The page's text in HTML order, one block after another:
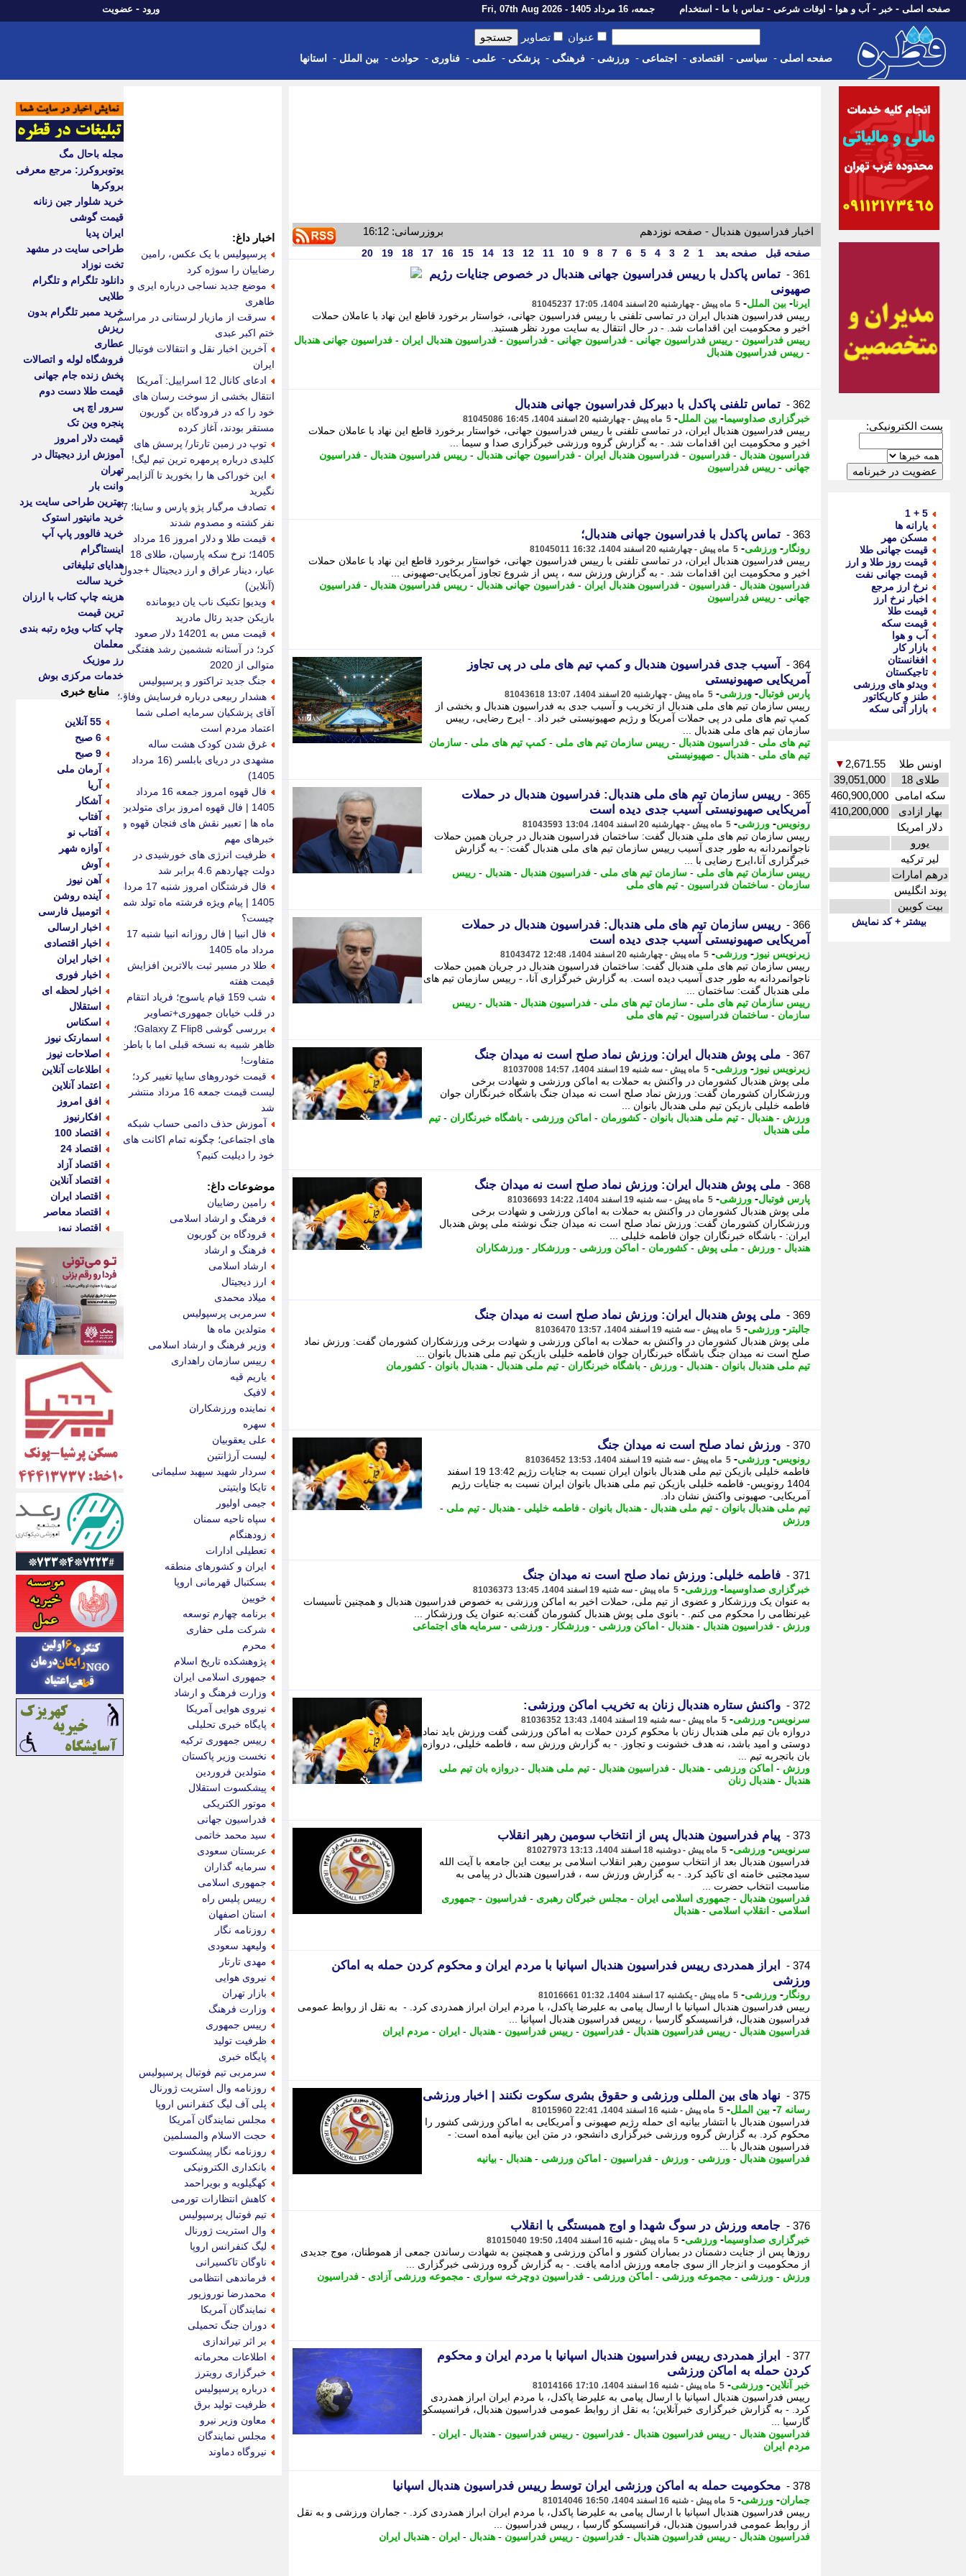
صفحه اصلی - خبر - آب و هوا - اوقات شرعی - تماس با ما - استخدام جمعه، 16 مرداد 1405 - Fri, 07th Aug 2026 ورود - عضویت
عنوان تصاویر
صفحه اصلی - سیاسی - اقتصادی - اجتماعی - ورزشی - فرهنگی - پزشکی - علمی - فناوری - حوادث - بین الملل - استانها
پست الکترونیکی:
5 + 1
یارانه ها
مسکن مهر
قیمت جهانی طلا
قیمت روز طلا و ارز
قیمت جهانی نفت
نرخ ارز مرجع
اخبار نرخ ارز
قیمت طلا
قیمت سکه
آب و هوا
بازار کار
افغانستان
تاجیکستان
ویدئو های ورزشی
طنز و کاریکاتور
بازار آتی سکه
اونس طلا 2,671.55
▼
طلای 18
39,051,000
سکه امامی 460,900,000
بهار ازادی
410,200,000
دلار امریکا
یورو
لیر ترکیه
درهم امارات
پوند انگلیس
بیت کویین
بیشتر + کد نمایش
اخبار فدراسیون هندبال - صفحه نوزدهم بروزرسانی: 16:12
صفحه قبل صفحه بعد 1
2
3
4
5
6
7
8
9
10
11
12
13
14
15
16
17
18
19
20
361 -
تماس پاکدل با رییس فدراسیون جهانی هندبال در خصوص جنایات رژیم
صهیونی
ایرنا- بین الملل- 5 ماه پیش - چهارشنبه 20 اسفند 1404، 17:05 81045237
رییس فدراسیون هندبال ایران در تماسی تلفنی با رییس فدراسیون جهانی، خواستار برخورد قاطع این نهاد با عاملان حملات
اخیر و محکومیت این اقدامات شد. - در ﺣﺎل اﻧﺘﻘﺎل ﺑﻪ ﺳﺎﯾﺖ ﻣﻮرد ﻧﻈﺮ ﻫﺴﺘﯿﺪ.
رییس فدراسیون - رییس فدراسیون جهانی - فدراسیون جهانی - فدراسیون - فدراسیون هندبال ایران - فدراسیون جهانی هندبال
- رییس فدراسیون هندبال
362 - تماس تلفنی پاکدل با دبیرکل فدراسیون جهانی هندبال
خبرگزاری صداوسیما- بین الملل- 5 ماه پیش - چهارشنبه 20 اسفند 1404، 16:45 81045086
رییس فدراسیون هندبال ایران، در تماسی تلفنی با رییس فدراسیون جهانی، خواستار برخورد قاطع این نهاد با عاملان حملات
اخیر و محکومیت این اقدامات شد. - به گزارش گروه ورزشی خبرگزاری صدا و سیما ...
فدراسیون هندبال - فدراسیون - فدراسیون هندبال ایران - فدراسیون جهانی هندبال - رییس فدراسیون هندبال - فدراسیون
جهانی - رییس فدراسیون
363 - تماس پاکدل با فدراسیون جهانی هندبال؛
رونگار - ورزشی- 5 ماه پیش - چهارشنبه 20 اسفند 1404، 16:32 81045011
رییس فدراسیون هندبال ایران، در تماسی تلفنی با رییس فدراسیون جهانی، خواستار برخورد قاطع این نهاد با عاملان حملات
اخیر و محکومیت این اقدامات شد. - به گزارش ورزش سه ، پس از شروع تجاوز آمریکایی-صهیونی ...
فدراسیون هندبال - فدراسیون - فدراسیون هندبال ایران - فدراسیون جهانی هندبال - رییس فدراسیون هندبال - فدراسیون
جهانی - رییس فدراسیون
364 -
آسیب جدی فدراسیون هندبال و کمپ تیم های ملی در پی تجاوز
آمریکایی صهیونیستی
پارس فوتبال- ورزشی- 5 ماه پیش - چهارشنبه 20 اسفند 1404، 13:07 81043618
رییس سازمان تیم های ملی هندبال از تخریب و آسیب جدی به فدراسیون هندبال و بخشی از
کمپ تیم های ملی در پی حملات آمریکا و رژیم صهیونیستی خبر داد. - ایرج رضایی، رییس
سازمان تیم های ملی هندبال ...
تیم های ملی - فدراسیون هندبال - رییس سازمان تیم های ملی -کمپ تیم های ملی - سازمان
تیم های ملی - هندبال - صهیونیستی
365 -
رییس سازمان تیم های ملی هندبال: فدراسیون هندبال در حملات
آمریکایی صهیونیستی آسیب جدی دیده است
رونویس- ورزشی- 5 ماه پیش - چهارشنبه 20 اسفند 1404، 13:04 81043593
رییس سازمان تیم های ملی هندبال گفت: ساختمان فدراسیون هندبال در جریان همین حملات
ناجوانمردانه به طور جدی آسیب رییس سازمان تیم های ملی هندبال گفت: - به گزارش
خبرگزاری آنا،ایرج رضایی با ...
رییس سازمان تیم های ملی - سازمان تیم های ملی - فدراسیون هندبال - هندبال - رییس
سازمان - ساختمان فدراسیون - تیم های ملی
366 -
رییس سازمان تیم های ملی هندبال: فدراسیون هندبال در حملات
آمریکایی صهیونیستی آسیب جدی دیده است
زیرنویس نیوز - ورزشی- 5 ماه پیش - چهارشنبه 20 اسفند 1404، 12:48 81043472
رییس سازمان تیم های ملی هندبال گفت: ساختمان فدراسیون هندبال در جریان همین حملات
ناجوانمردانه به طور جدی آسیب دیده است. به گزارش خبرگزاری آنا، - رییس سازمان تیم های
ملی هندبال گفت: ساختمان ...
رییس سازمان تیم های ملی - سازمان تیم های ملی - فدراسیون هندبال - هندبال - رییس
سازمان - ساختمان فدراسیون - تیم های ملی
367 - ملی پوش هندبال ایران: ورزش نماد صلح است نه میدان جنگ
زیرنویس نیوز - ورزشی- 5 ماه پیش - سه شنبه 19 اسفند 1404، 14:57 81037008
ملی پوش هندبال کشورمان در واکنش به حملات به اماکن ورزشی و شهادت برخی
ورزشکاران کشورمان گفت: ورزش نماد صلح است نه میدان جنگ باشگاه خبرنگاران جوان
فاطمه خلیلی بازیکن تیم ملی هندبال بانوان ...
ورزش - هندبال - تیم ملی هندبال بانوان -کشورمان - اماکن ورزشی - باشگاه خبرنگاران - تیم
ملی هندبال
368 - ملی پوش هندبال ایران: ورزش نماد صلح است نه میدان جنگ
پارس فوتبال- ورزشی- 5 ماه پیش - سه شنبه 19 اسفند 1404، 14:22 81036693
ملی پوش هندبال کشورمان در واکنش به حملات به اماکن ورزشی و شهادت برخی
ورزشکاران کشورمان گفت: ورزش نماد صلح است نه میدان جنگ نوشته ملی پوش هندبال
ایران: - باشگاه خبرنگاران جوان فاطمه خلیلی ...
هندبال - ورزش - ملی پوش -کشورمان - اماکن ورزشی - ورزشکار - ورزشکاران
369 - ملی پوش هندبال ایران: ورزش نماد صلح است نه میدان جنگ
جالبتر - ورزشی- 5 ماه پیش - سه شنبه 19 اسفند 1404، 13:57 81036470
ملی پوش هندبال کشورمان در واکنش به حملات به اماکن ورزشی و شهادت برخی ورزشکاران کشورمان گفت: ورزش نماد
صلح است نه میدان جنگ باشگاه خبرنگاران جوان فاطمه خلیلی بازیکن تیم ملی هندبال بانوان ...
تیم ملی هندبال بانوان - هندبال - ورزش - باشگاه خبرنگاران - تیم ملی هندبال - هندبال بانوان -کشورمان
370 - ورزش نماد صلح است نه میدان جنگ
رونویس- ورزشی- 5 ماه پیش - سه شنبه 19 اسفند 1404، 13:53 81036452
فاطمه خلیلی بازیکن تیم ملی هندبال بانوان ایران نسبت به جنایات رژیم 13:42 19 اسفند
1404 رونویس- فاطمه خلیلی بازیکن تیم ملی هندبال بانوان ایران نسبت به جنایات رژیم
آمریکایی- صهیونی واکنش نشان داد.
تیم ملی هندبال بانوان - تیم ملی هندبال - هندبال بانوان - فاطمه خلیلی - هندبال - تیم ملی -
ورزش
371 - فاطمه خلیلی: ورزش نماد صلح است نه میدان جنگ
خبرگزاری صداوسیما- ورزشی- 5 ماه پیش - سه شنبه 19 اسفند 1404، 13:45 81036373
به عنوان یک ورزشکار و عضوی از تیم ملی، حملات اخیر به اماکن ورزشی به خصوص فدراسیون هندبال و همچنین تأسیسات
غیرنظامی را محکوم می کنم. - بانوی ملی پوش هندبال کشورمان گفت:به عنوان یک ورزشکار ...
ورزش - فدراسیون هندبال - هندبال - اماکن ورزشی - ورزشکار - ورزشی - سرمایه های اجتماعی
372 - واکنش ستاره هندبال زنان به تخریب اماکن ورزشی:
سرنویس- ورزشی- 5 ماه پیش - سه شنبه 19 اسفند 1404، 13:43 81036352
دروازه بان تیم ملی هندبال زنان با محکوم کردن حملات به اماکن ورزشی گفت ورزش باید نماد
دوستی و امید باشد، نه هدف خشونت و تجاوز. - به گزارش ورزش سه ، فاطمه خلیلی، دروازه
بان باتجربه تیم ...
ورزش - اماکن ورزشی - هندبال - فدراسیون هندبال - تیم ملی هندبال - دروازه بان تیم ملی
هندبال - هندبال زنان
373 - پیام فدراسیون هندبال پس از انتخاب سومین رهبر انقلاب
سرنویس- ورزشی- 5 ماه پیش - دوشنبه 18 اسفند 1404، 13:13 81027973
فدراسیون هندبال بعد از انتخاب سومین رهبر انقلاب اسلامی بر بیعت این جامعه با آیت الله
سیدمجتبی خامنه ای تاکید کرد. - به گزارش ورزش سه ، فدراسیون هندبال در پیامی به
مناسبت انتخاب حضرت ...
فدراسیون هندبال - جمهوری اسلامی ایران - مجلس خبرگان رهبری - فدراسیون - جمهوری
اسلامی - انقلاب اسلامی - هندبال
374 -
ابراز همدردی رییس فدراسیون هندبال اسپانیا با مردم ایران و محکوم کردن حمله به اماکن
ورزشی
رونگار - ورزشی- 5 ماه پیش - یکشنبه 17 اسفند 1404، 01:32 81016661
رییس فدراسیون هندبال اسپانیا با ارسال پیامی به علیرضا پاکدل، با مردم ایران ابراز همدردی کرد. - به نقل از روابط عمومی
فدراسیون هندبال، فرانسیسکو گارسیا ، رییس فدراسیون هندبال اسپانیا ...
فدراسیون هندبال - رییس فدراسیون هندبال - فدراسیون - رییس فدراسیون - هندبال - ایران - مردم ایران
375 - نهاد های بین المللی ورزشی و حقوق بشری سکوت نکنند | اخبار ورزشی
رسانه 7 - بین الملل- 5 ماه پیش - شنبه 16 اسفند 1404، 22:41 81015960
فدراسیون هندبال با انتشار بیانیه ای حمله رژیم صهیونی و آمریکایی به اماکن ورزشی کشور را
محکوم کرد. به گزارش گروه ورزشی خبرگزاری دانشجو، در متن این بیانیه آمده است: -
فدراسیون هندبال با ...
فدراسیون هندبال - ورزشی - ورزش - فدراسیون - اماکن ورزشی - هندبال - بیانیه
376 - جامعه ورزش در سوگ شهدا و اوج همبستگی با انقلاب
خبرگزاری صداوسیما- ورزشی- 5 ماه پیش - شنبه 16 اسفند 1404، 19:50 81015040
روزها پس از جنایت دشمنان در بمباران کشور و اماکن ورزشی و همچنین به شهادت رساندن جمعی از هموطنان، موج جدیدی
از محکومیت و انزجار ااز سوی جامعه ورزش ادامه یافت. - به گزارش گروه ورزشی خبرگزاری ...
ورزش - ورزشی - مجموعه ورزشی - اماکن ورزشی - فدراسیون دوچرخه سواری - مجموعه ورزشی آزادی - فدراسیون
377 -
ابراز همدردی رییس فدراسیون هندبال اسپانیا با مردم ایران و محکوم
کردن حمله به اماکن ورزشی
خبر آنلاین- ورزشی- 5 ماه پیش - شنبه 16 اسفند 1404، 17:10 81014166
رییس فدراسیون هندبال اسپانیا با ارسال پیامی به علیرضا پاکدل، با مردم ایران ابراز همدردی
کرد. - به گزارش خبرگزاری خبرآنلاین؛ به نقل از روابط عمومی فدراسیون هندبال، فرانسیسکو
گارسیا ...
فدراسیون هندبال - رییس فدراسیون هندبال - فدراسیون - رییس فدراسیون - هندبال - ایران -
مردم ایران
378 - محکومیت حمله به اماکن ورزشی ایران توسط رییس فدراسیون هندبال اسپانیا
جماران- ورزشی- 5 ماه پیش - شنبه 16 اسفند 1404، 16:50 81014046
رییس فدراسیون هندبال اسپانیا با ارسال پیامی به علیرضا پاکدل، با مردم ایران ابراز همدردی کرد. - جماران ورزشی و به نقل
از روابط عمومی فدراسیون هندبال، فرانسیسکو گارسیا ، رییس فدراسیون ...
فدراسیون هندبال - رییس فدراسیون هندبال - فدراسیون - رییس فدراسیون - هندبال - ایران - هندبال ایران
اخبار داغ:
پرسپولیس با یک عکس، رامین
رضاییان را سوژه کرد
موضع جدید نساجی درباره ایری و
طاهری
سرقت از مازیار لرستانی در مراسم
ختم اکبر عبدی
آخرین اخبار نقل و انتقالات فوتبال
ایران
ادعای کانال 12 اسراییل: آمریکا
انتقال بخشی از سوخت رسان های
خود را که در فرودگاه بن گوریون
مستقر بودند، آغاز کرده
توپ در زمین تارتار/ پرسش های
کلیدی درباره پرمهره ترین تیم لیگ!
این خوراکی ها را بخورید تا آلزایمر
نگیرید
تصادف مرگبار پژو پارس و ساینا؛ 7
نفر کشته و مصدوم شدند
قیمت طلا و دلار امروز 16 مرداد
1405؛ نرخ سکه پارسیان، طلای 18
عیار، دینار عراق و ارز دیجیتال +جدول
(آنلاین)
ویدیو| تکنیک ناب یان دیومانده
بازیکن جدید رئال مادرید
قیمت مس به 14201 دلار صعود
کرد؛ در آستانه ششمین رشد هفتگی
متوالی از 2020
جنگ جدید تراکتور و پرسپولیس
هشدار ربیعی درباره فرسایش وفاق؛
آقای پزشکیان سرمایه اصلی شما
اعتماد مردم است
غرق شدن کودک هشت ساله
مشهدی در دریای بابلسر (16 مرداد
1405)
فال قهوه امروز جمعه 16 مرداد
1405 | فال قهوه امروز برای متولدین
ماه ها | تعبیر نقش های فنجان قهوه و
خبرهای مهم
ظرفیت انرژی های خورشیدی در
دولت چهاردهم 4.6 برابر شد
فال فرشتگان امروز شنبه 17 مرداد
1405 | پیام ویژه فرشته ماه تولد شما
چیست؟
فال انبیا | فال روزانه انبیا شنبه 17
مرداد ماه 1405
طلا در مسیر ثبت بالاترین افزایش
قیمت هفته
شب 159 قیام یاسوج؛ فریاد انتقام
در قلب خیابان جمهوری+تصاویر
بررسی گوشی Galaxy Z Flip8؛
ظاهر شبیه به نسخه قبلی اما با باطن
متفاوت!
قیمت خودروهای سایپا تغییر کرد؛
لیست قیمت جمعه 16 مرداد منتشر
شد
آموزش حذف دائمی حساب شبکه
های اجتماعی؛ چگونه تمام اکانت های
خود را دیلیت کنیم؟
موضوعات داغ:
رامین رضاییان
فرهنگ و ارشاد اسلامی
فرودگاه بن گوریون
فرهنگ و ارشاد
ارشاد اسلامی
ارز دیجیتال
میلاد محمدی
سرمربی پرسپولیس
متولدین ماه ها
وزیر فرهنگ و ارشاد اسلامی
رییس سازمان راهداری
یاریم قیه
لافیک
نماینده ورزشکاران
سهره
علی یعقوبیان
لیست آرژانتین
سردار شهید سپهبد سلیمانی
تایکا وایتیتی
جیمی اولیور
سپاه ناحیه سمنان
زودهنگام
تعطیلی ادارات
ایران و کشورهای منطقه
بسکتبال قهرمانی اروپا
خویین
برنامه چهارم توسعه
شرکت ملی حفاری
محرم
پژوهشکده تاریخ اسلام
جمهوری اسلامی ایران
وزارت فرهنگ و ارشاد
نیروی هوایی آمریکا
پایگاه خبری تحلیلی
رییس جمهوری ترکیه
نخست وزیر پاکستان
متولدین فروردین
پیشکسوت استقلال
موتور الکتریکی
فدراسیون جهانی
سید محمد خاتمی
عربستان سعودی
سرمایه گذاران
جمهوری اسلامی
رییس پلیس راه
استان اصفهان
روزنامه نگار
ولیعهد سعودی
مهدی تارتار
نیروی هوایی
بازار تهران
وزارت فرهنگ
رییس جمهوری
ظرفیت تولید
پایگاه خبری
سرمربی تیم فوتبال پرسپولیس
روزنامه وال استریت ژورنال
پلی آف لیگ کنفرانس اروپا
مجلس نمایندگان آمریکا
حجت الاسلام والمسلمین
روزنامه نگار پیشکسوت
بانکداری الکترونیکی
کهگیلویه و بویراحمد
کاهش انتظارات تورمی
تیم فوتبال پرسپولیس
وال استریت ژورنال
لیگ کنفرانس اروپا
ناوگان تاکسیرانی
فرماندهی انتظامی
محمدرضا نوروزپور
نمایندگان آمریکا
دوران جنگ تحمیلی
بر اثر تیراندازی
اطلاعات محرمانه
خبرگزاری رویترز
درباره پرسپولیس
ظرفیت تولید برق
معاون وزیر نیرو
مجلس نمایندگان
نیروگاه دماوند
مجله باحال مگ
یوتوبروکرز: مرجع معرفی
بروکرها
خرید شلوار جین زنانه
قیمت گوشی
ایران پدیا
طراحی سایت در مشهد
تخت نوزاد
دانلود تلگرام و تلگرام
طلایی
خرید ممبر تلگرام بدون
ریزش
عطاری
فروشگاه لوله و اتصالات
پخش زنده جام جهانی
قیمت طلا دست دوم
سرور اچ پی
پنجره وین تک
قیمت دلار امروز
آموزش ارز دیجیتال در
تهران
وانت بار
بهترین طراحی سایت یزد
خرید مانیتور استوک
خرید فالوور پاپ آپ
اینستاگرام
هدایای تبلیغاتی
خرید سالت
هزینه چاپ کتاب با ارزان
ترین قیمت
چاپ کتاب ویژه رتبه بندی
معلمان
رز موزیک
خدمات مرکزی بوش
منابع خبری
55 آنلاین
6 صبح
9 صبح
آرمان ملی
آریا
آشکار
آفتاب
آفتاب نو
آوازه شهر
آوش
آهن نیوز
آینده روشن
اتومبیل فارسی
اخبار ارسالی
اخبار اقتصادی
اخبار ایران
اخبار فوری
اخبار لحظه ای
استقلال
اسکناس
اسمارتک نیوز
اصلاحات نیوز
اطلاعات آنلاین
اعتماد آنلاین
افق امروز
افکارنیوز
اقتصاد 100
اقتصاد 24
اقتصاد آزاد
اقتصاد آنلاین
اقتصاد ایران
اقتصاد معاصر
اقتصاد نیوز
اکوفارس
اکونگار
اکونیوز
الف
انتشار آنلاین
اندیشه قرن
اندیشه معاصر
اندیشه ها
انرژی پرس
ای استخدام
ایتنا
ایراف
ایران آرت
ایران آنلاین
ایران زندگی
ایران فوری
ایرانی روز
ایرانیتال
ایرنا
ایسکانیوز
ایسنا
ایکنا
ایلنا
اینتیتر
ایونا نیوز
بازتاب آنلاین
باشگاه خبرنگاران
باغستان نیوز
بامبوک
ببین و بخون
بدینسان
بنکر